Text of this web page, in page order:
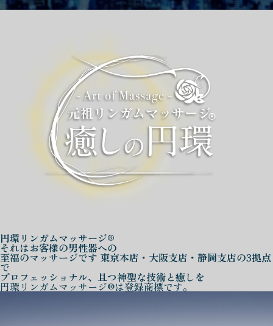
円環リンガムマッサージ®
それはお客様の男性器への
至福のマッサージです 東京本店・大阪支店・静岡支店の3拠点
で
プロフェッショナル、且つ神聖な技術と癒しを
円環リンガムマッサージ®は登録商標です。